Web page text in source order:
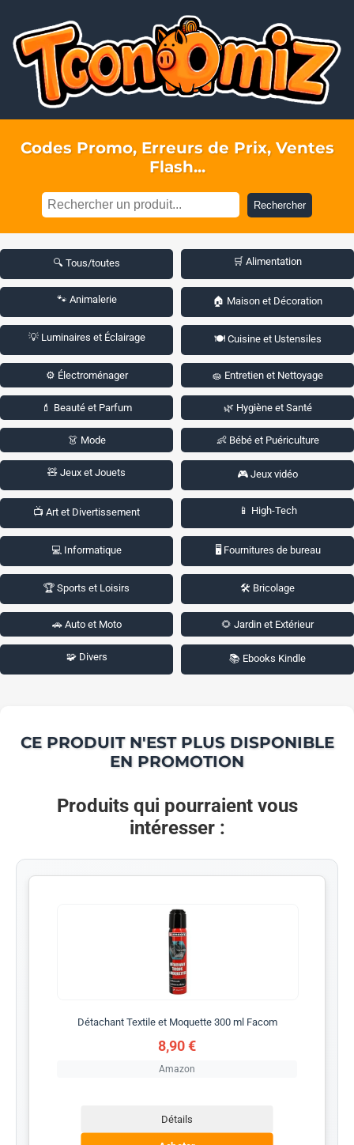
Codes Promo, Erreurs de Prix, Ventes
Flash...
Rechercher
🔍 Tous/toutes 🛒 Alimentation
🐾 Animalerie 🏠 Maison et Décoration
💡 Luminaires et Éclairage 🍽️ Cuisine et Ustensiles
⚙️ Électroménager 🧽 Entretien et Nettoyage
💄 Beauté et Parfum 🌿 Hygiène et Santé
👗 Mode 👶 Bébé et Puériculture
🧸 Jeux et Jouets 🎮 Jeux vidéo
📺 Art et Divertissement 📱 High-Tech
💻 Informatique 🖥️ Fournitures de bureau
🏆 Sports et Loisirs 🛠️ Bricolage
🚗 Auto et Moto 🌻 Jardin et Extérieur
🧩 Divers 📚 Ebooks Kindle
CE PRODUIT N'EST PLUS DISPONIBLE
EN PROMOTION
Produits qui pourraient vous
intéresser :
Détachant Textile et Moquette 300 ml Facom
8,90 €
Amazon
Détails